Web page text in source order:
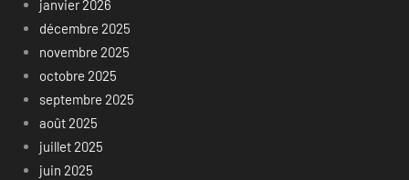
janvier 2026
décembre 2025
novembre 2025
octobre 2025
septembre 2025
août 2025
juillet 2025
juin 2025